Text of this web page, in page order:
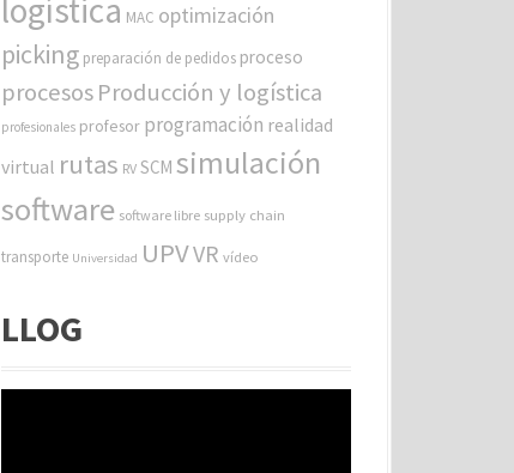
logística MAC optimización
picking preparación de pedidos proceso
procesosProducción y logística
profesionales profesor programación realidad
virtual rutas RV SCM simulación
software software libre supply chain
transporte Universidad UPVVR vídeo
LLOG